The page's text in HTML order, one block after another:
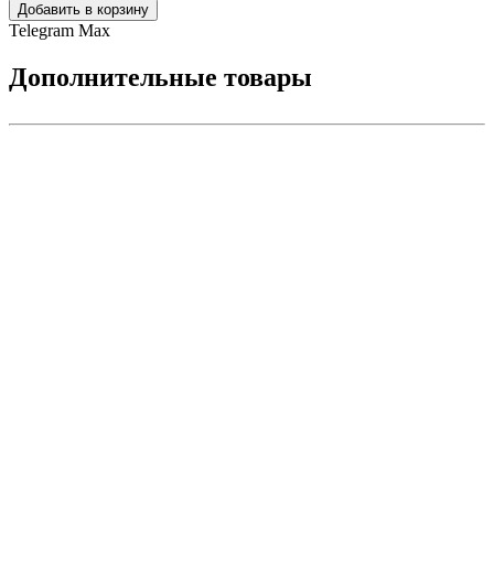
Добавить в корзину
Telegram Max
Дополнительные товары